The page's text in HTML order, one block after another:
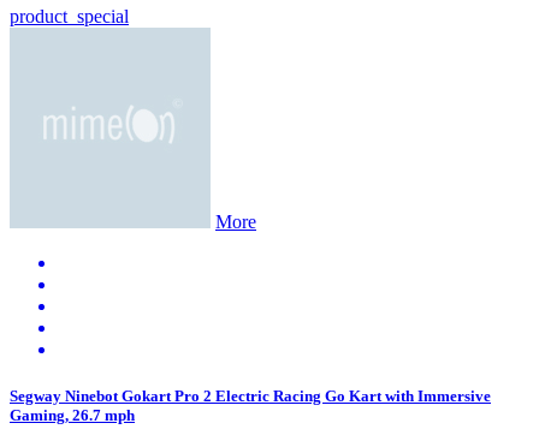
product_special
More
Segway Ninebot Gokart Pro 2 Electric Racing Go Kart with Immersive
Gaming, 26.7 mph